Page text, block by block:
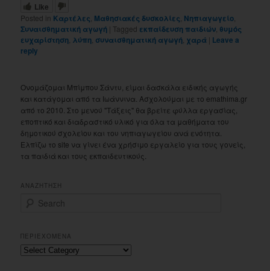
Like
Posted in Καρτέλες Μαθησιακές δυσκολίες Νηπιαγωγείο
Συναισθηματική αγωγή | Tagged εκπαίδευση παιδιών θυμός
ευχαρίστηση λύπη συναισθηματική αγωγή χαρά | Leave a
reply
Ονομάζομαι Μπίμπου Σάντυ, είμαι δασκάλα ειδικής αγωγής
και κατάγομαι από τα Ιωάννινα. Ασχολούμαι με το emathima.gr
από το 2010. Στο μενού "Τάξεις" θα βρείτε φύλλα εργασίας,
εποπτικό και διαδραστικό υλικό για όλα τα μαθήματα του
δημοτικού σχολείου και του νηπιαγωγείου ανά ενότητα.
Ελπίζω το site να γίνει ένα χρήσιμο εργαλείο για τους γονείς,
τα παιδιά και τους εκπαιδευτικούς.
ΑΝΑΖΗΤΗΣΗ
r
c
h
ΠΕΡΙΕΧΟΜΕΝΑ
Περιεχομενα